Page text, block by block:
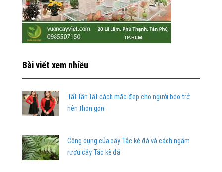
Bài viết xem nhiều
Tất tần tật cách mặc đẹp cho người béo trở
nên thon gọn
Công dụng của cây Tắc kè đá và cách ngâm
rượu cây Tắc kè đá